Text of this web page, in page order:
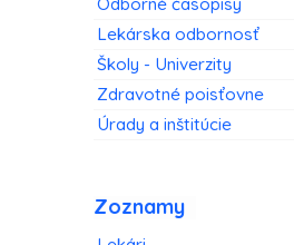
Lekárska odbornosť
Školy - Univerzity
Zdravotné poisťovne
Úrady a inštitúcie
Zoznamy